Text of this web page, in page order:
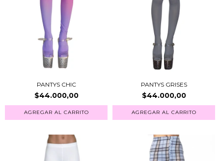
PANTYS CHIC
$44.000,00
AGREGAR AL CARRITO
PANTYS GRISES
$44.000,00
AGREGAR AL CARRITO